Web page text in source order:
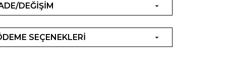
DEĞİŞİM
SEÇENEKLERİ